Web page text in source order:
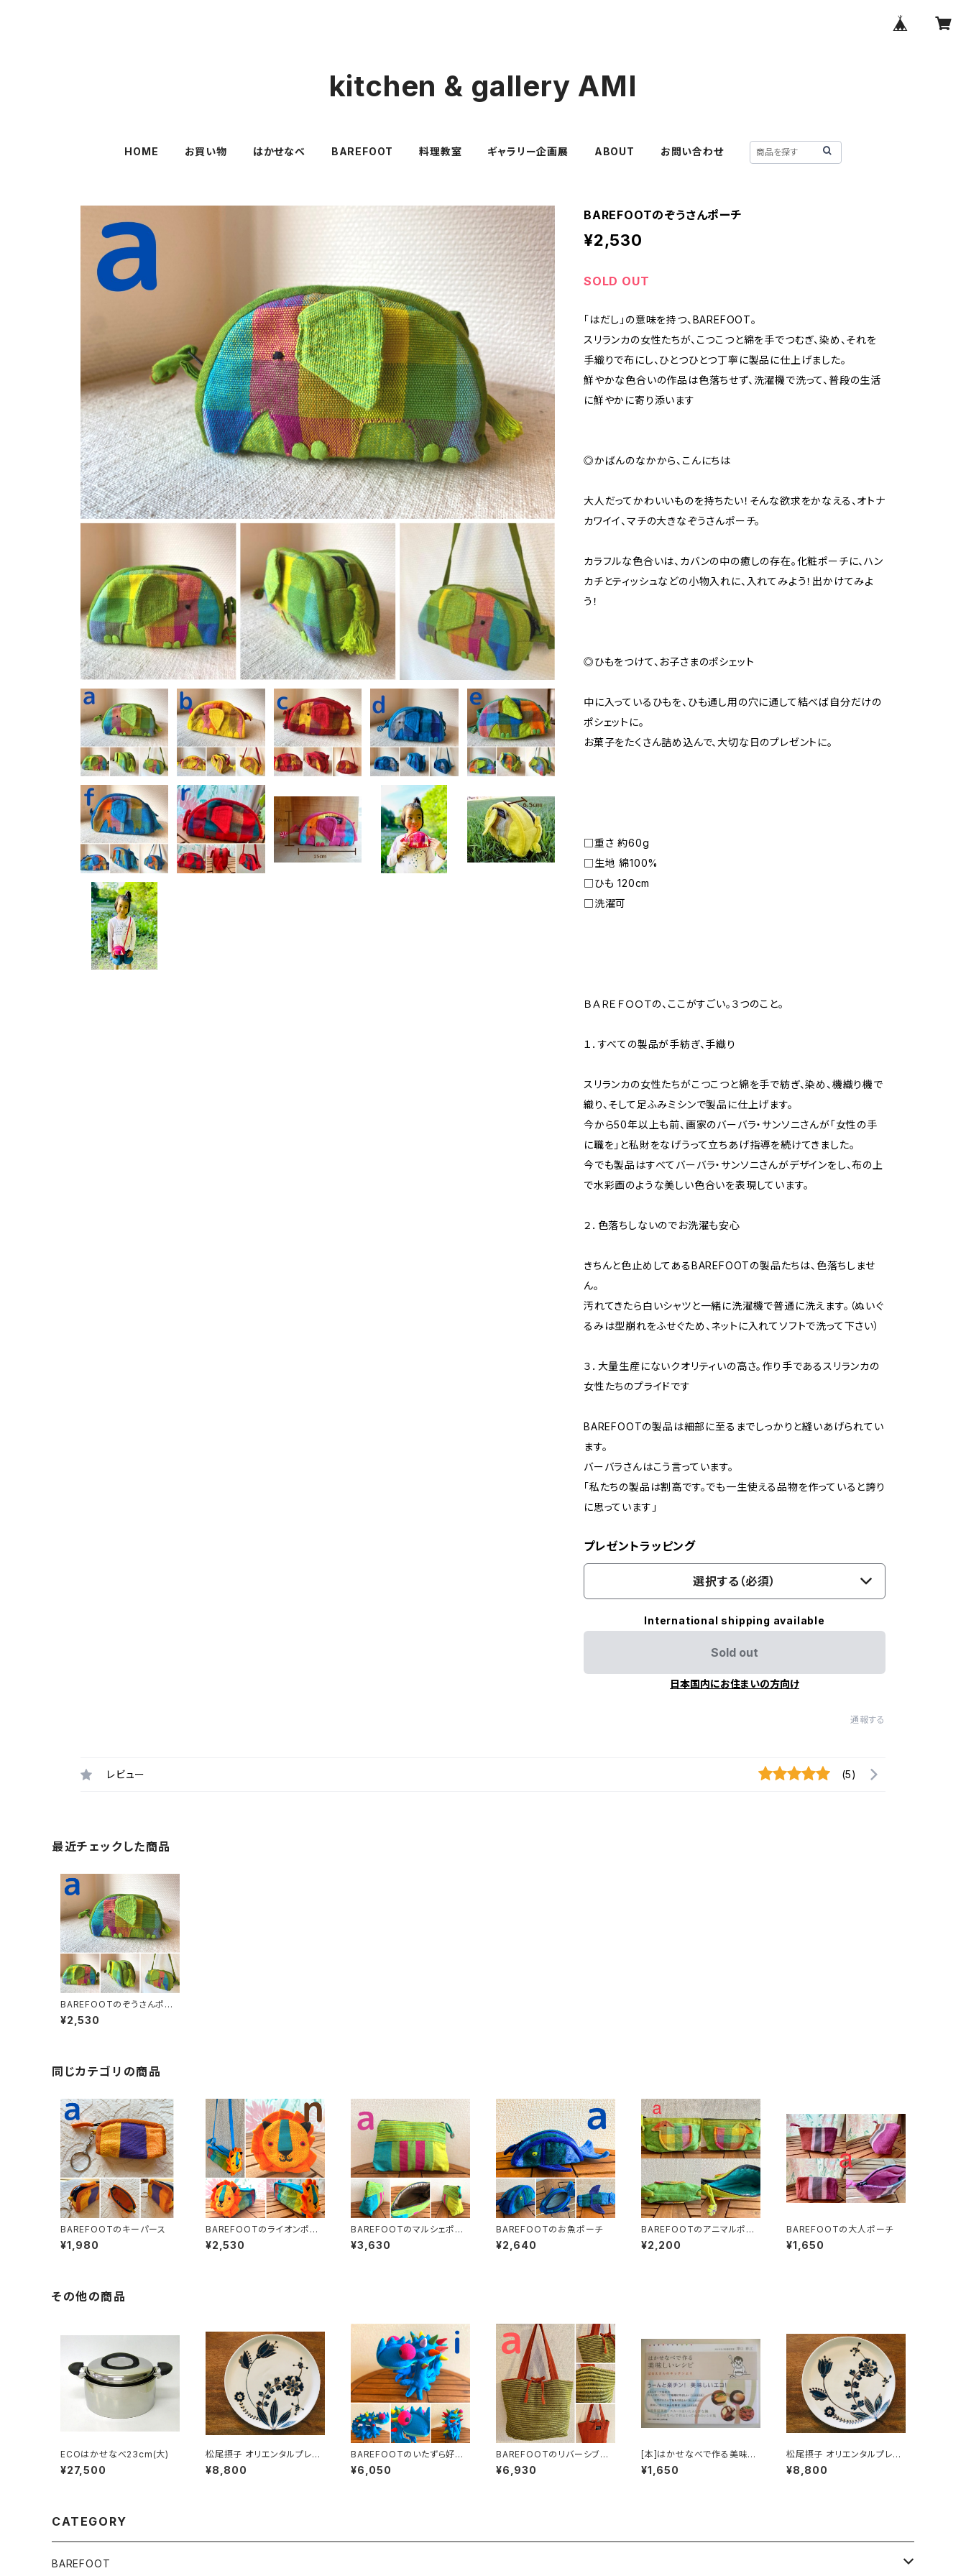
kitchen & gallery AMI
HOME お買い物 はかせなべ BAREFOOT 料理教室 ギャラリー企画展 ABOUT お問い合わせ
BAREFOOTのぞうさんポーチ
¥2,530
SOLD OUT
「はだし」の意味を持つ、BAREFOOT。
スリランカの女性たちが、こつこつと綿を手でつむぎ、染め、それを
手織りで布にし、ひとつひとつ丁寧に製品に仕上げました。
鮮やかな色合いの作品は色落ちせず、洗濯機で洗って、普段の生活
に鮮やかに寄り添います
◎かばんのなかから、こんにちは
大人だってかわいいものを持ちたい！そんな欲求をかなえる、オトナ
カワイイ、マチの大きなぞうさんポーチ。
カラフルな色合いは、カバンの中の癒しの存在。化粧ポーチに、ハン
カチとティッシュなどの小物入れに、入れてみよう！出かけてみよ
う！
◎ひもをつけて、お子さまのポシェット
中に入っているひもを、ひも通し用の穴に通して結べば自分だけの
ポシェットに。
お菓子をたくさん詰め込んで、大切な日のプレゼントに。
□重さ 約60g
□生地 綿100%
□ひも 120cm
□洗濯可
ＢＡＲＥＦＯＯＴの、ここがすごい。３つのこと。
１．すべての製品が手紡ぎ、手織り
スリランカの女性たちがこつこつと綿を手で紡ぎ、染め、機織り機で
織り、そして足ふみミシンで製品に仕上げます。
今から50年以上も前、画家のバーバラ・サンソニさんが「女性の手
に職を」と私財をなげうって立ちあげ指導を続けてきました。
今でも製品はすべてバーバラ・サンソニさんがデザインをし、布の上
で水彩画のような美しい色合いを表現しています。
２．色落ちしないのでお洗濯も安心
きちんと色止めしてあるBAREFOOTの製品たちは、色落ちしませ
ん。
汚れてきたら白いシャツと一緒に洗濯機で普通に洗えます。（ぬいぐ
るみは型崩れをふせぐため、ネットに入れてソフトで洗って下さい）
３．大量生産にないクオリティいの高さ。作り手であるスリランカの
女性たちのプライドです
BAREFOOTの製品は細部に至るまでしっかりと縫いあげられてい
ます。
バーバラさんはこう言っています。
「私たちの製品は割高です。でも一生使える品物を作っていると誇り
に思っています」
プレゼントラッピング
選択する（必須）
International shipping available
Sold out
日本国内にお住まいの方向け
通報する
レビュー (5)
最近チェックした商品
BAREFOOTのぞうさんポー
チ
¥2,530
同じカテゴリの商品
BAREFOOTのキーパース
¥1,980
BAREFOOTのライオンポー
チ
¥2,530
BAREFOOTのマルシェポー
チ
¥3,630
BAREFOOTのお魚ポーチ
¥2,640
BAREFOOTのアニマルポー
チ
¥2,200
BAREFOOTの大人ポーチ
¥1,650
その他の商品
ECOはかせなべ23cm(大)
¥27,500
松尾摂子 オリエンタルプレー
ト B
¥8,800
BAREFOOTのいたずら好き
のデビルくん
¥6,050
BAREFOOTのリバーシブルB
AG_S
¥6,930
[本]はかせなべで作る美味し
いレシピ ばるえさんのキッ
チンより
¥1,650
松尾摂子 オリエンタルプレー
ト A
¥8,800
CATEGORY
BAREFOOT